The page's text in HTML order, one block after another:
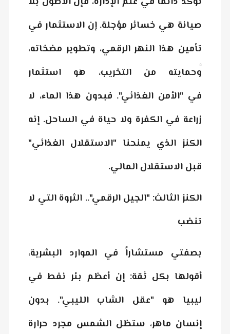
صيانة هي خسائر مؤجلة. إن الاستثمار في
تأمين هذا النهر الرقمي، وتطوير مضخاته،
وحمايته من التخريب، هو استثمار
في"الأمن الغذائي". فبدون هذا الماء، لا
زراعة في الكفرة ولا حياة في الساحل. إنه
الكنز الذي يمنحنا "الاستقلال الغذائي"
قبل الاستقلال المالي.
الكنز الثالث: "الجيل الرقمي".. الثروة التي لا
تنضب
بصفتي مستشاراً في الموارد البشرية،
أقولها بكل ثقة: إن أعظم بئر نفط في
ليبيا هو "عقل الشاب الليبي". بدون
إنسان ماهر، ستظل الشمس مجرد حرارة